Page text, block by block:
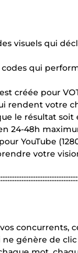
visuels qui
qui
créée pour
rendent votre
le résultat
24-48h
YouTube
votre
concurrents,
génère de